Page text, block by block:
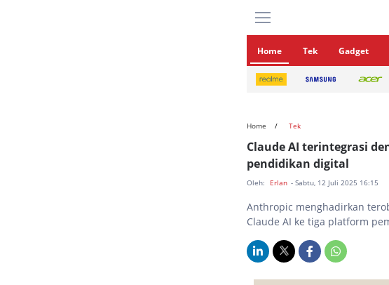
Home Tek Gadget
Home Tek
Claude AI terintegrasi
pendidikan digital
Oleh: Erlan - Sabtu, 12 Juli 2025 16:15
Anthropic menghadirkan
Claude AI ke tiga platform